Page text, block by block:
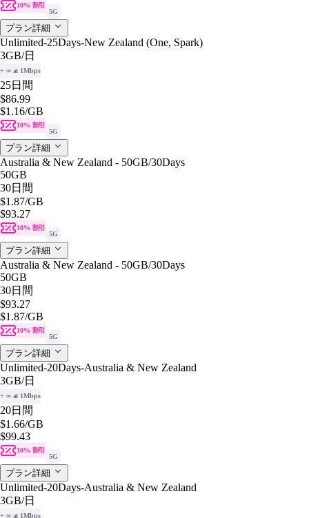
10% 割引
5G
プラン詳細
Unlimited-25Days-New Zealand (One, Spark)
3GB/日
+ ∞ at 1Mbps
25日間
$86.99
$1.16/GB
10% 割引
5G
プラン詳細
Australia & New Zealand - 50GB/30Days
50GB
30日間
$1.87/GB
$93.27
10% 割引
5G
プラン詳細
Australia & New Zealand - 50GB/30Days
50GB
30日間
$93.27
$1.87/GB
10% 割引
5G
プラン詳細
Unlimited-20Days-Australia & New Zealand
3GB/日
+ ∞ at 1Mbps
20日間
$1.66/GB
$99.43
10% 割引
5G
プラン詳細
Unlimited-20Days-Australia & New Zealand
3GB/日
+ ∞ at 1Mbps